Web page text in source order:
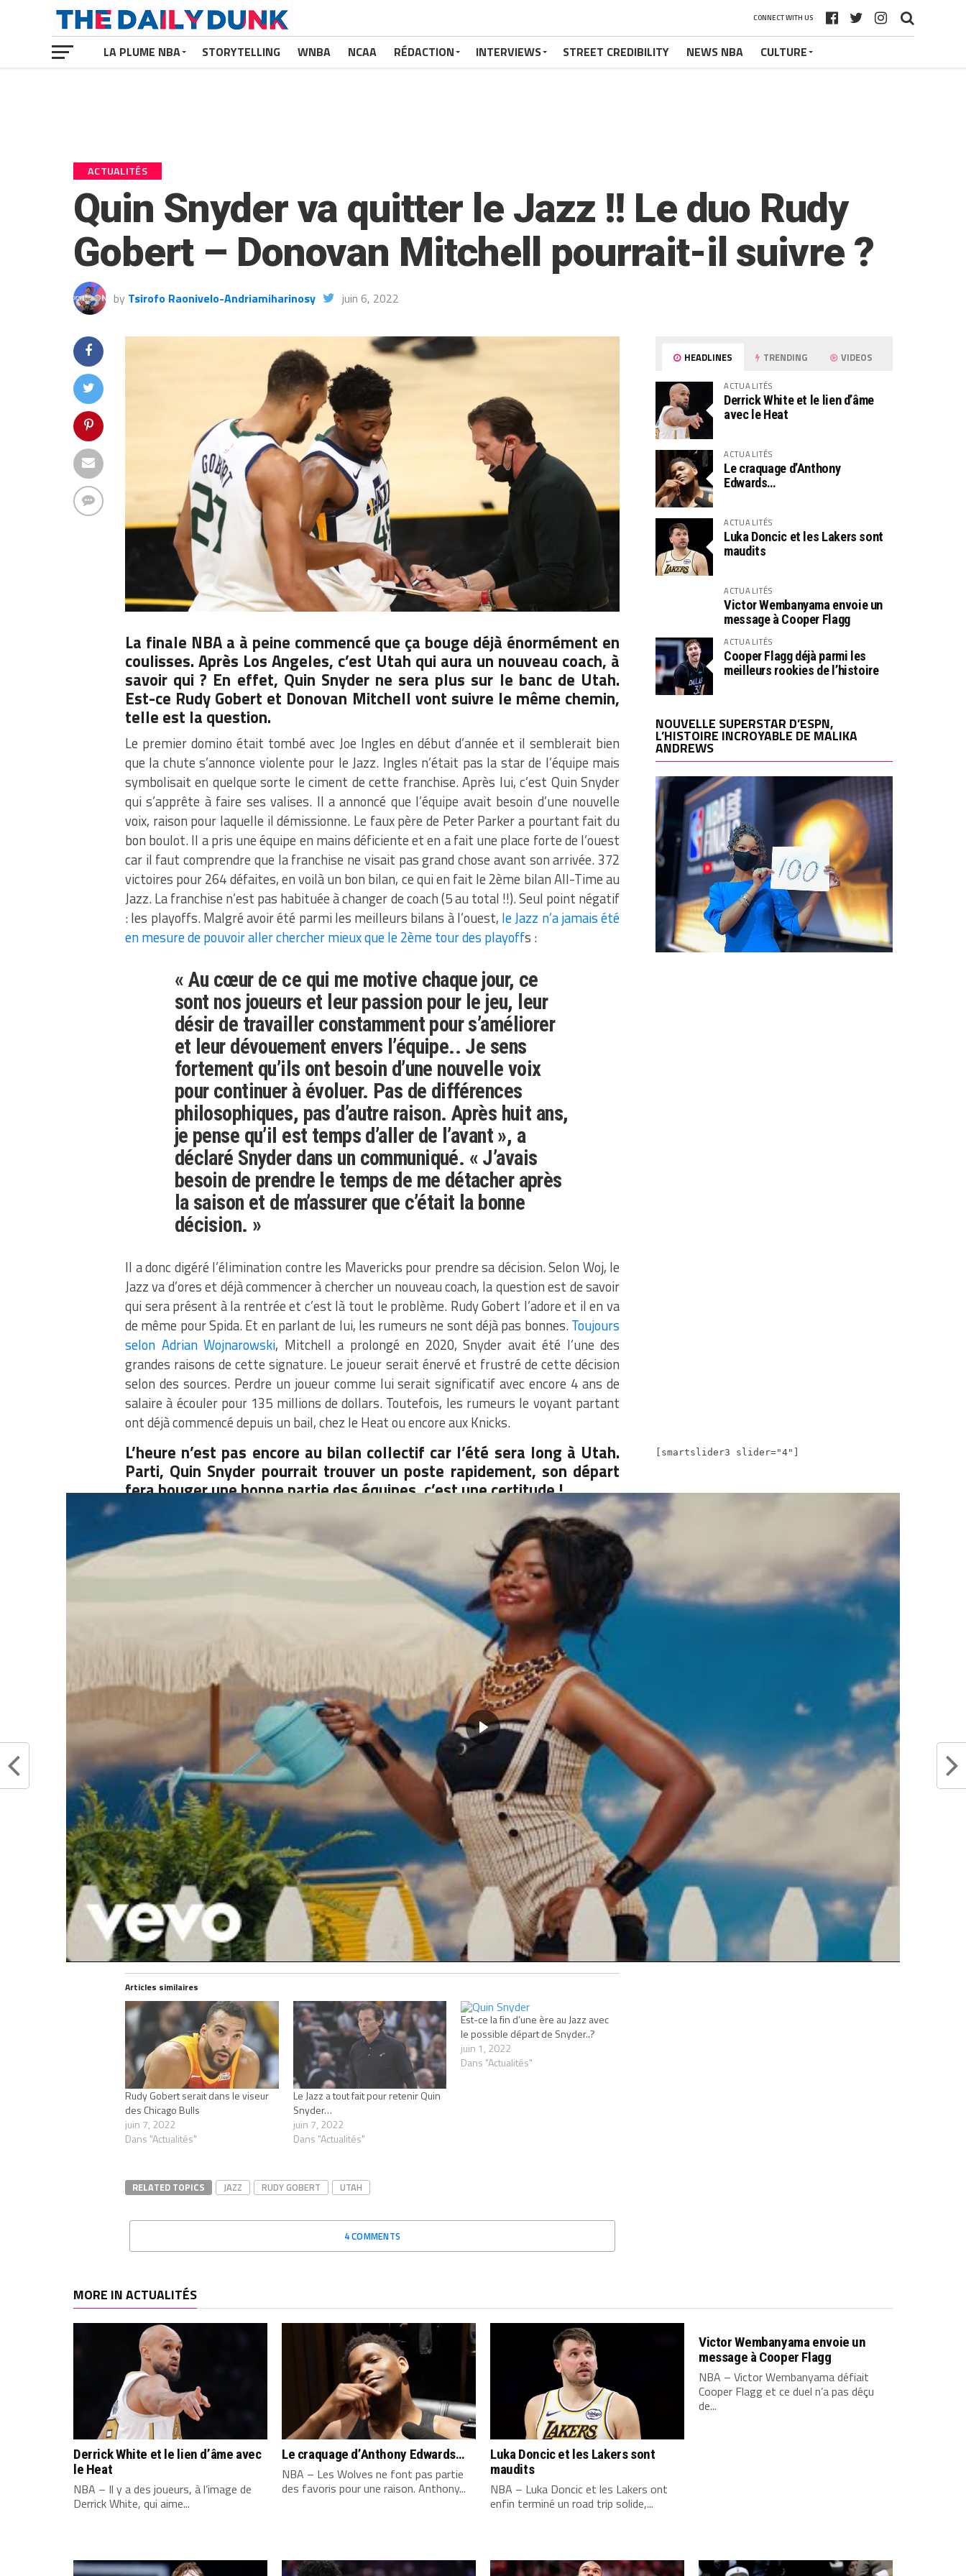
CONNECT WITH US
LA PLUME NBA STORYTELLING WNBA NCAA RÉDACTION INTERVIEWS STREET CREDIBILITY NEWS NBA CULTURE
ACTUALITÉS
Quin Snyder va quitter le Jazz !! Le duo Rudy
Gobert – Donovan Mitchell pourrait-il suivre ?
by Tsirofo Raonivelo-Andriamiharinosy juin 6, 2022
La finale NBA a à peine commencé que ça bouge déjà énormément en
coulisses. Après Los Angeles, c’est Utah qui aura un nouveau coach, à
savoir qui ? En effet, Quin Snyder ne sera plus sur le banc de Utah.
Est-ce Rudy Gobert et Donovan Mitchell vont suivre le même chemin,
telle est la question.
Le premier domino était tombé avec Joe Ingles en début d’année et il semblerait bien
que la chute s’annonce violente pour le Jazz. Ingles n’était pas la star de l’équipe mais
symbolisait en quelque sorte le ciment de cette franchise. Après lui, c’est Quin Snyder
qui s’apprête à faire ses valises. Il a annoncé que l’équipe avait besoin d’une nouvelle
voix, raison pour laquelle il démissionne. Le faux père de Peter Parker a pourtant fait du
bon boulot. Il a pris une équipe en mains déficiente et en a fait une place forte de l’ouest
car il faut comprendre que la franchise ne visait pas grand chose avant son arrivée. 372
victoires pour 264 défaites, en voilà un bon bilan, ce qui en fait le 2ème bilan All-Time au
Jazz. La franchise n’est pas habituée à changer de coach (5 au total !!). Seul point négatif
: les playoffs. Malgré avoir été parmi les meilleurs bilans à l’ouest, le Jazz n’a jamais été
en mesure de pouvoir aller chercher mieux que le 2ème tour des playoffs :
« Au cœur de ce qui me motive chaque jour, ce
sont nos joueurs et leur passion pour le jeu, leur
désir de travailler constamment pour s’améliorer
et leur dévouement envers l’équipe.. Je sens
fortement qu’ils ont besoin d’une nouvelle voix
pour continuer à évoluer. Pas de différences
philosophiques, pas d’autre raison. Après huit ans,
je pense qu’il est temps d’aller de l’avant », a
déclaré Snyder dans un communiqué. « J’avais
besoin de prendre le temps de me détacher après
la saison et de m’assurer que c’était la bonne
décision. »
Il a donc digéré l’élimination contre les Mavericks pour prendre sa décision. Selon Woj, le
Jazz va d’ores et déjà commencer à chercher un nouveau coach, la question est de savoir
qui sera présent à la rentrée et c’est là tout le problème. Rudy Gobert l’adore et il en va
de même pour Spida. Et en parlant de lui, les rumeurs ne sont déjà pas bonnes.Toujours
selon Adrian Wojnarowski, Mitchell a prolongé en 2020, Snyder avait été l’une des
grandes raisons de cette signature. Le joueur serait énervé et frustré de cette décision
selon des sources. Perdre un joueur comme lui serait significatif avec encore 4 ans de
salaire à écouler pour 135 millions de dollars. Toutefois, les rumeurs le voyant partant
ont déjà commencé depuis un bail, chez le Heat ou encore aux Knicks.
L’heure n’est pas encore au bilan collectif car l’été sera long à Utah.
Parti, Quin Snyder pourrait trouver un poste rapidement, son départ
fera bouger une bonne partie des équipes, c’est une certitude !
Quand Draymond Green se croit au catch, le
Warrior ne fait pas semblant
Partager :
Articles similaires
Rudy Gobert serait dans le viseur
des Chicago Bulls
juin 7, 2022
Dans "Actualités"
Le Jazz a tout fait pour retenir Quin
Snyder…
juin 7, 2022
Dans "Actualités"
Est-ce la fin d’une ère au Jazz avec
le possible départ de Snyder..?
juin 1, 2022
Dans "Actualités"
RELATED TOPICS JAZZ RUDY GOBERT UTAH
4 COMMENTS
HEADLINES TRENDING VIDEOS
ACTUALITÉS
Derrick White et le lien d’âme
avec le Heat
ACTUALITÉS
Le craquage d’Anthony
Edwards…
ACTUALITÉS
Luka Doncic et les Lakers sont
maudits
ACTUALITÉS
Victor Wembanyama envoie un
message à Cooper Flagg
ACTUALITÉS
Cooper Flagg déjà parmi les
meilleurs rookies de l’histoire
NOUVELLE SUPERSTAR D’ESPN,
L’HISTOIRE INCROYABLE DE MALIKA
ANDREWS
[smartslider3 slider="4"]
MORE IN ACTUALITÉS
Derrick White et le lien d’âme avec
le Heat
NBA – Il y a des joueurs, à l’image de
Derrick White, qui aime...
Le craquage d’Anthony Edwards…
NBA – Les Wolves ne font pas partie
des favoris pour une raison. Anthony...
Luka Doncic et les Lakers sont
maudits
NBA – Luka Doncic et les Lakers ont
enfin terminé un road trip solide,...
Victor Wembanyama envoie un
message à Cooper Flagg
NBA – Victor Wembanyama défiait
Cooper Flagg et ce duel n’a pas déçu
de...